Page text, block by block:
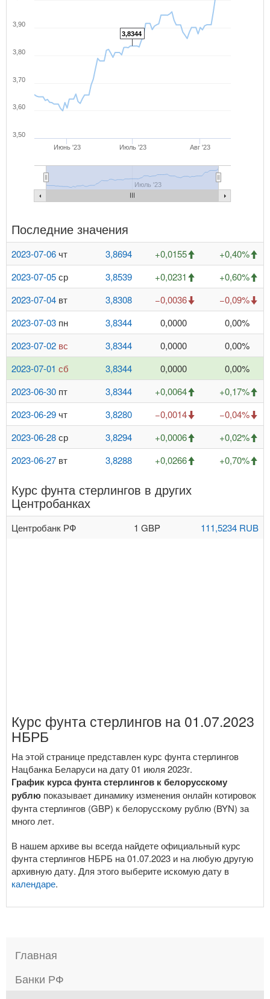
3,8344
Июнь '23 Июль '23 Авг '23
Июль '23
3,50
3,60
3,70
3,80
3,90
Последние значения
2023-07-06 чт 3,8694 +0,0155
+0,40%
2023-07-05ср 3,8539 +0,0231
+0,60%
2023-07-04 вт 3,8308 −0,0036
−0,09%
2023-07-03 пн 3,8344 0,0000
0,00%
2023-07-02 вс 3,8344 0,0000
0,00%
2023-07-01 сб 3,8344 0,0000
0,00%
2023-06-30 пт 3,8344 +0,0064
+0,17%
2023-06-29 чт 3,8280 −0,0014
−0,04%
2023-06-28ср 3,8294 +0,0006
+0,02%
2023-06-27 вт 3,8288 +0,0266 +0,70%
Курс фунта стерлингов в других
Центробанках
Центробанк РФ 1 GBP 111,5234 RUB
Курс фунта стерлингов на 01.07.2023
НБРБ
На этой странице представлен курс фунта стерлингов
Нацбанка Беларуси на дату 01 июля 2023г.
График курса фунта стерлингов к белорусскому
рублю показывает динамику изменения онлайн котировок
фунта стерлингов (GBP) к белорусскому рублю (BYN) за
много лет.
В нашем архиве вы всегда найдете официальный курс
фунта стерлингов НБРБ на 01.07.2023 и на любую другую
архивную дату. Для этого выберите искомую дату в
календаре.
Главная
Банки РФ